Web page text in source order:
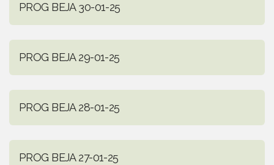
PROG BEJA 30-01-25
PROG BEJA 29-01-25
PROG BEJA 28-01-25
PROG BEJA 27-01-25